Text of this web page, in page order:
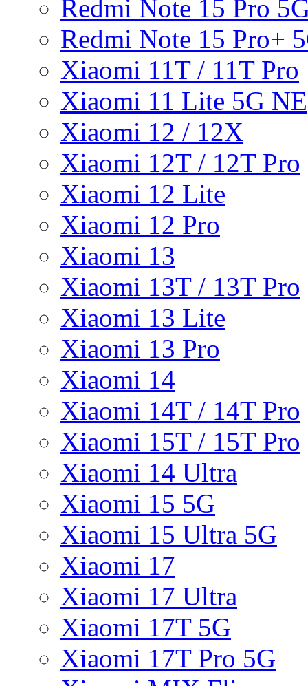
Redmi Note 15 Pro
Redmi Note 15 Pro+
Xiaomi 11T / 11T Pro
Xiaomi 11 Lite 5G NE
Xiaomi 12 / 12X
Xiaomi 12T / 12T Pro
Xiaomi 12 Lite
Xiaomi 12 Pro
Xiaomi 13
Xiaomi 13T / 13T Pro
Xiaomi 13 Lite
Xiaomi 13 Pro
Xiaomi 14
Xiaomi 14T / 14T Pro
Xiaomi 15T / 15T Pro
Xiaomi 14 Ultra
Xiaomi 15 5G
Xiaomi 15 Ultra 5G
Xiaomi 17
Xiaomi 17 Ultra
Xiaomi 17T 5G
Xiaomi 17T Pro 5G